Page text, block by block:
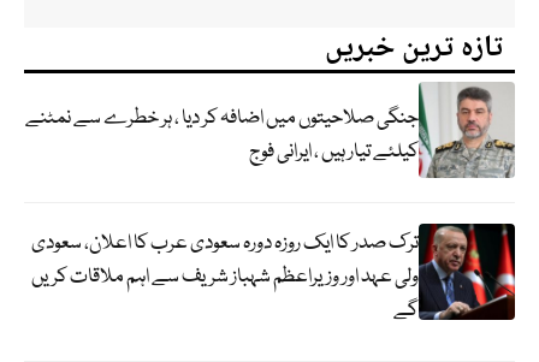
تازہ ترین خبریں
جنگی صلاحیتوں میں اضافہ کر دیا ، ہر خطرے سے نمٹنے
کیلئے تیار ہیں ، ایرانی فوج
ترک صدر کا ایک روزہ دورہ سعودی عرب کا اعلان، سعودی
ولی عہد اور وزیراعظم شہباز شریف سے اہم ملاقات کریں
گے